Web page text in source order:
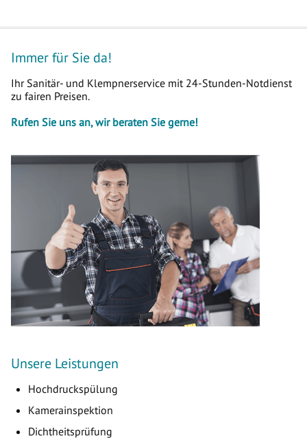
Immer für Sie da!
Ihr Sanitär- und Klempnerservice mit 24-Stunden-Notdienst
zu fairen Preisen.
Rufen Sie uns an, wir beraten Sie gerne!
Unsere Leistungen
Hochdruckspülung
Kamerainspektion
Dichtheitsprüfung